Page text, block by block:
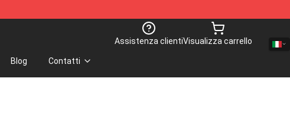
Assistenza clientiVisualizza carrello
Blog Contatti